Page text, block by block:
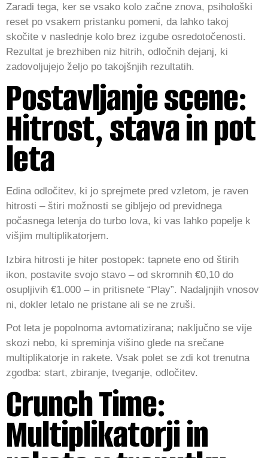
Zaradi tega, ker se vsako kolo začne znova, psihološki
reset po vsakem pristanku pomeni, da lahko takoj
skočite v naslednje kolo brez izgube osredotočenosti.
Rezultat je brezhiben niz hitrih, odločnih dejanj, ki
zadovoljujejo željo po takojšnjih rezultatih.
Postavljanje scene:
Hitrost, stava in pot
leta
Edina odločitev, ki jo sprejmete pred vzletom, je raven
hitrosti – štiri možnosti se gibljejo od previdnega
počasnega letenja do turbo lova, ki vas lahko popelje k
višjim multiplikatorjem.
Izbira hitrosti je hiter postopek: tapnete eno od štirih
ikon, postavite svojo stavo – od skromnih €0,10 do
osupljivih €1.000 – in pritisnete “Play”. Nadaljnjih vnosov
ni, dokler letalo ne pristane ali se ne zruši.
Pot leta je popolnoma avtomatizirana; naključno se vije
skozi nebo, ki spreminja višino glede na srečane
multiplikatorje in rakete. Vsak polet se zdi kot trenutna
zgodba: start, zbiranje, tveganje, odločitev.
Crunch Time:
Multiplikatorji in